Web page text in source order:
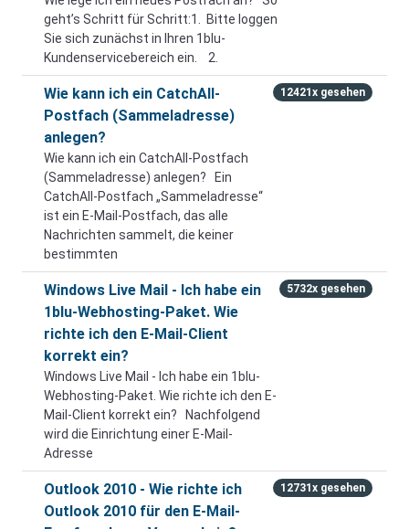
geht’s Schritt für Schritt:1. Bitte loggen
Sie sich zunächst in Ihren 1blu-
Kundenservicebereich ein. 2.
Wie kann ich ein CatchAll-
Postfach (Sammeladresse)
anlegen?
Wie kann ich ein CatchAll-Postfach
(Sammeladresse) anlegen? Ein
CatchAll-Postfach „Sammeladresse“
ist ein E-Mail-Postfach, das alle
Nachrichten sammelt, die keiner
bestimmten
12421x gesehen
Windows Live Mail - Ich habe ein
1blu-Webhosting-Paket. Wie
richte ich den E-Mail-Client
korrekt ein?
Windows Live Mail - Ich habe ein 1blu-
Webhosting-Paket. Wie richte ich den E-
Mail-Client korrekt ein? Nachfolgend
wird die Einrichtung einer E-Mail-
Adresse
5732x gesehen
Outlook 2010 - Wie richte ich
Outlook 2010 für den E-Mail-
12731x gesehen